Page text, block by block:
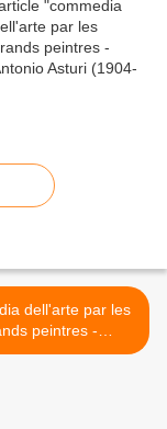
dell'arte par les
peintres -
polichinelle >